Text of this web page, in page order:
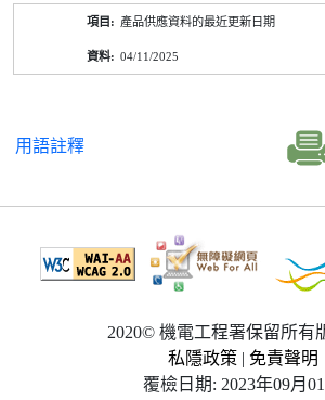
產品供應資料的最近更新日期
04/11/2025
用語註釋
2020© 機電工程署保留所有
私隱政策 | 免責聲明
覆檢日期: 2023年09月01